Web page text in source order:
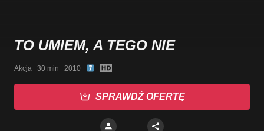
TO UMIEM, A TEGO NIE
Akcja   30 min   2010
SPRAWDŹ OFERTĘ